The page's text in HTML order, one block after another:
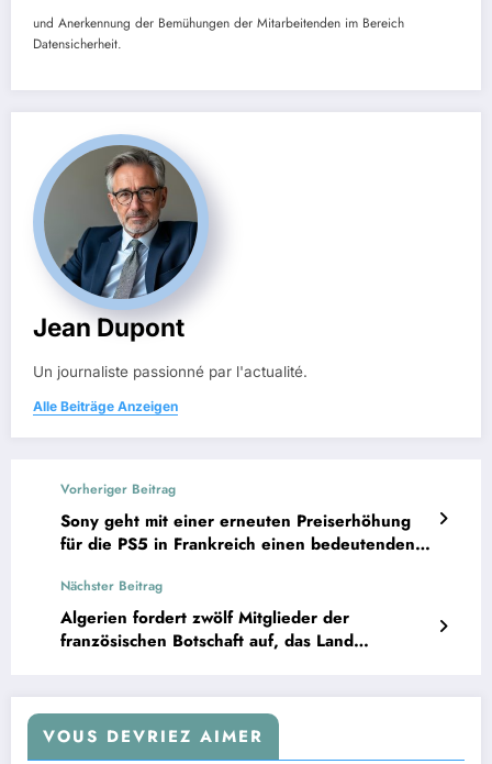
und Anerkennung der Bemühungen der Mitarbeitenden im Bereich
Datensicherheit.
Jean Dupont
Un journaliste passionné par l'actualité.
Alle Beiträge Anzeigen
Vorheriger Beitrag
Sony geht mit einer erneuten Preiserhöhung
für die PS5 in Frankreich einen bedeutenden
Nächster Beitrag
Algerien fordert zwölf Mitglieder der
französischen Botschaft auf, das Land
vorbereitet.
VOUS DEVRIEZ AIMER